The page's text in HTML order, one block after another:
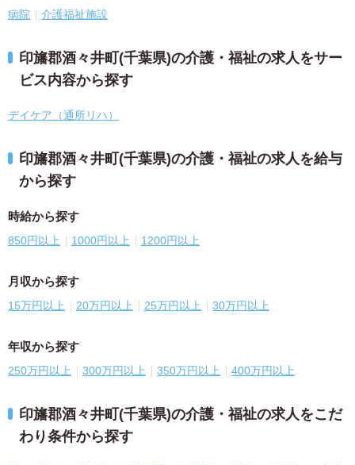
病院 介護福祉施設
印旛郡酒々井町(千葉県)の介護・福祉の求人をサー
ビス内容から探す
デイケア（通所リハ）
印旛郡酒々井町(千葉県)の介護・福祉の求人を給与
から探す
時給から探す
850円以上 1000円以上 1200円以上
月収から探す
15万円以上 20万円以上 25万円以上 30万円以上
年収から探す
250万円以上 300万円以上 350万円以上 400万円以上
印旛郡酒々井町(千葉県)の介護・福祉の求人をこだ
わり条件から探す